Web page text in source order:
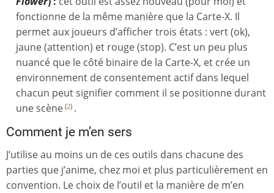
fonctionne de la même manière que la Carte-X. Il
permet aux joueurs d’afficher trois états : vert (ok),
jaune (attention) et rouge (stop). C’est un peu plus
nuancé que le côté binaire de la Carte-X, et crée un
environnement de consentement actif dans lequel
chacun peut signifier comment il se positionne durant
une scène (2) .
Comment je m’en sers
J’utilise au moins un de ces outils dans chacune des
parties que j’anime, chez moi et plus particulièrement en
convention. Le choix de l’outil et la manière de m’en